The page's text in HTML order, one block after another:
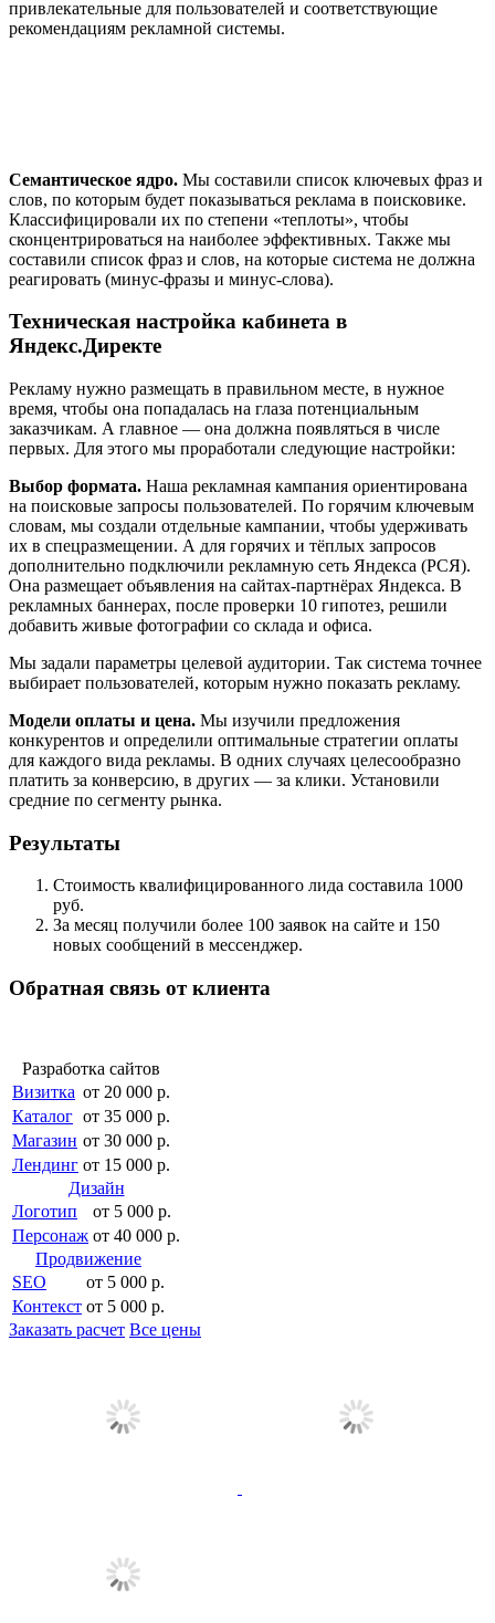
привлекательные для пользователей и соответствующие
рекомендациям рекламной системы.
Семантическое ядро. Мы составили список ключевых фраз и
слов, по которым будет показываться реклама в поисковике.
Классифицировали их по степени «теплоты», чтобы
сконцентрироваться на наиболее эффективных. Также мы
составили список фраз и слов, на которые система не должна
реагировать (минус-фразы и минус-слова).
Техническая настройка кабинета в
Яндекс.Директе
Рекламу нужно размещать в правильном месте, в нужное
время, чтобы она попадалась на глаза потенциальным
заказчикам. А главное — она должна появляться в числе
первых. Для этого мы проработали следующие настройки:
Выбор формата. Наша рекламная кампания ориентирована
на поисковые запросы пользователей. По горячим ключевым
словам, мы создали отдельные кампании, чтобы удерживать
их в спецразмещении. А для горячих и тёплых запросов
дополнительно подключили рекламную сеть Яндекса (РСЯ).
Она размещает объявления на сайтах-партнёрах Яндекса. В
рекламных баннерах, после проверки 10 гипотез, решили
добавить живые фотографии со склада и офиса.
Мы задали параметры целевой аудитории. Так система точнее
выбирает пользователей, которым нужно показать рекламу.
Модели оплаты и цена. Мы изучили предложения
конкурентов и определили оптимальные стратегии оплаты
для каждого вида рекламы. В одних случаях целесообразно
платить за конверсию, в других — за клики. Установили
средние по сегменту рынка.
Результаты
Стоимость квалифицированного лида составила 1000
руб.
За месяц получили более 100 заявок на сайте и 150
новых сообщений в мессенджер.
Обратная связь от клиента
Разработка сайтов
Визитка от 20 000 р.
Каталог от 35 000 р.
Магазин от 30 000 р.
Лендинг от 15 000 р.
Дизайн
Логотип
от 5 000 р.
Персонаж от 40 000 р.
Продвижение
SEO
от 5 000 р.
Контекст от 5 000 р.
Заказать расчет Все цены